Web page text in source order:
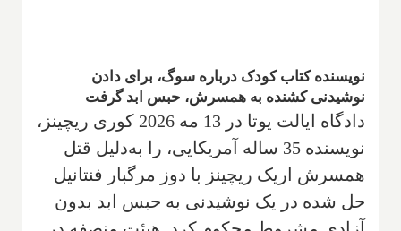
نویسنده کتاب کودک درباره سوگ، برای دادن
نوشیدنی کشنده به همسرش، حبس ابد گرفت
دادگاه ایالت یوتا در 13 مه 2026 کوری ریچینز،
نویسنده 35 ساله آمریکایی، را به‌دلیل قتل
همسرش اریک ریچینز با دوز مرگبار فنتانیل
حل شده در یک نوشیدنی به حبس ابد بدون